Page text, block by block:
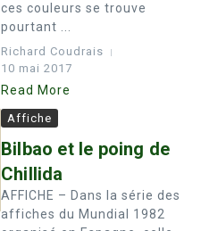
ces couleurs se trouve
pourtant ...
Richard Coudrais
10 mai 2017
Read More
Affiche
Bilbao et le poing de
Chillida
AFFICHE – Dans la série des
affiches du Mundial 1982